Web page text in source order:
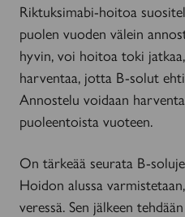
Riktuksimabi-hoitoa
puolen vuoden välein
hyvin, voi hoitoa toki
harventaa, jotta B-solut
Annostelu voidaan
puoleentoista vuoteen.
On tärkeää seurata B-
Hoidon alussa
veressä. Sen jälkeen